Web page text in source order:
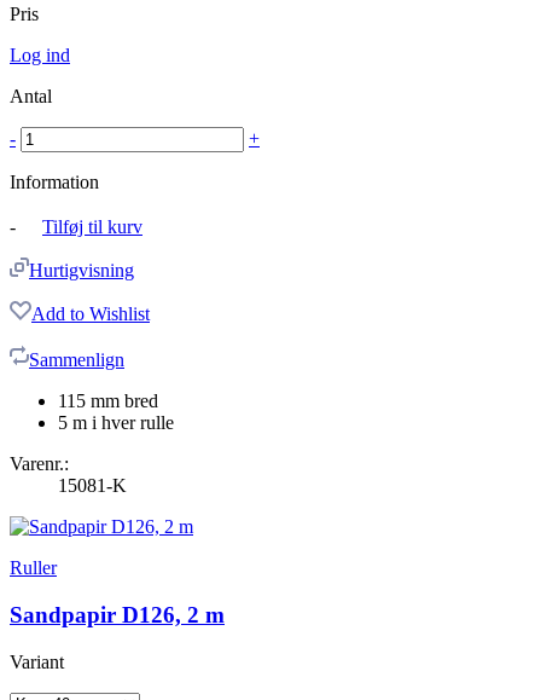
Pris
Log ind
Antal
- +
Information
- Tilføj til kurv
Hurtigvisning
Add to Wishlist
Sammenlign
115 mm bred
5 m i hver rulle
Varenr.:
15081-K
Ruller
Sandpapir D126, 2 m
Variant